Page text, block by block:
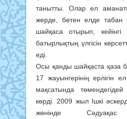
танытты. Олар ел
жерде, бөтен елде табан
шайқаса отырып, кейінгі
батырлықтың үлгісін
еді.
Осы қанды шайқаста қаза
17 жауынгерінің ерлігін
мақсатында
көрді. 2009 жыл Ішкі
жөнінде Сәдуақас